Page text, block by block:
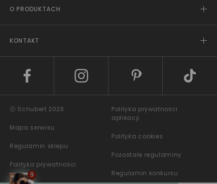
O PRODUKTACH
KONTAKT
ⓒ Schubert 2026
Mapa serwisu
Regulamin sklepu
Polityka prywatności
Polityka prywatności
aplikacji
Polityka cookies
Pozostałe regulaminy
Regulamin konkursu